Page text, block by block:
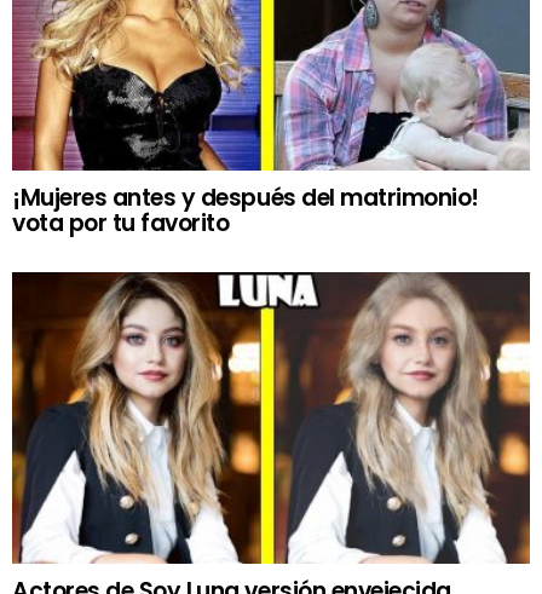
¡Mujeres antes y después del matrimonio!
vota por tu favorito